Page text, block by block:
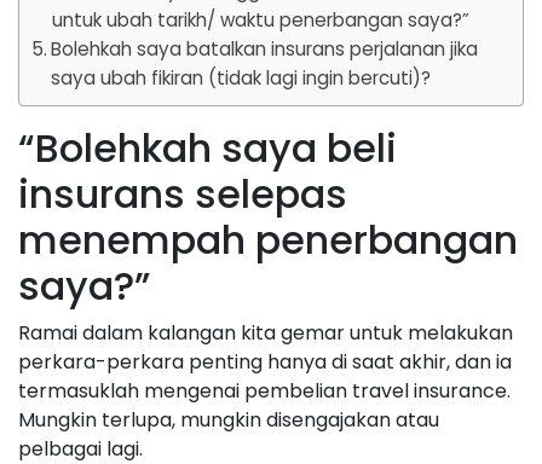
untuk ubah tarikh/ waktu penerbangan saya?”
Bolehkah saya batalkan insurans perjalanan jika
saya ubah fikiran (tidak lagi ingin bercuti)?
“Bolehkah saya beli
insurans selepas
menempah penerbangan
saya?”
Ramai dalam kalangan kita gemar untuk melakukan
perkara-perkara penting hanya di saat akhir, dan ia
termasuklah mengenai pembelian travel insurance.
Mungkin terlupa, mungkin disengajakan atau
pelbagai lagi.